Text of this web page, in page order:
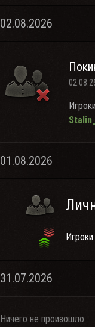
02.08.2026
01.08.2026
31.07.2026
Ничего не произошло